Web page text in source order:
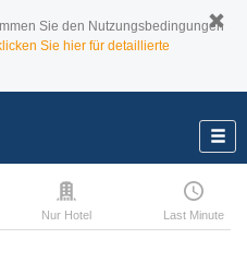
Sie den Nutzungsbedingungen
Sie hier für detaillierte
Nur Hotel Last Minute